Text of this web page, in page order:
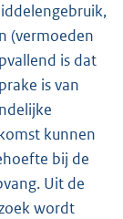
(vermoeden
is dat
is van
kunnen
bij de
Uit de
wordt